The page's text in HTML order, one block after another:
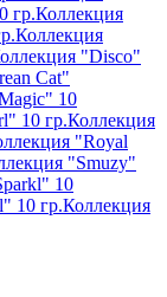
гр.Коллекция
Коллекция
"Disco"
Cat"
10
10 гр.Коллекция
"Royal
"Smuzy"
10
10 гр.Коллекция